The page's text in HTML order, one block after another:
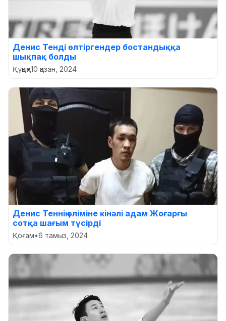
Денис Тенді өлтіргендер бостандыққа
шықпақ болды
Құқық•10 қазан, 2024
Денис Теннің өліміне кінәлі адам Жоғарғы
сотқа шағым түсірді
Қоғам•6 тамыз, 2024